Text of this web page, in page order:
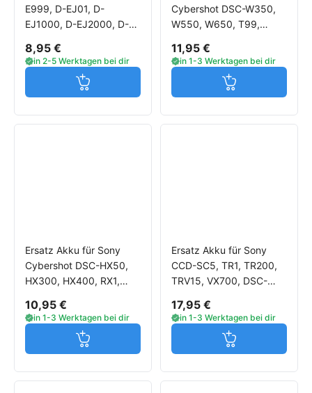
E999, D-EJ01, D-
EJ1000, D-EJ2000, D-
D-NE900, MZ-N1
8,95 €
in 2-5 Werktagen bei dir
Jetzt in den Warenkorb
Cybershot DSC-W350,
W550, W650, T99,
TX10, TX20, TX30, TX55
11,95 €
in 1-3 Werktagen bei dir
Jetzt in den
Ersatz Akku für Sony
Cybershot DSC-HX50,
HX300, HX400, RX1,
(HDR-AS20), AS100V
10,95 €
in 1-3 Werktagen bei dir
Jetzt in den Warenkorb
Ersatz Akku für Sony
CCD-SC5, TR1, TR200,
TRV15, VX700, DSC-
A500, HVR-Z1E
17,95 €
in 1-3 Werktagen bei dir
Jetzt in den